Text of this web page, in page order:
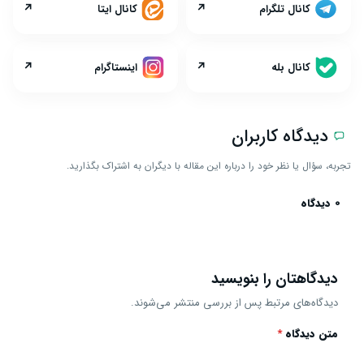
کانال تلگرام ↗ کانال ایتا ↗
کانال بله ↗ اینستاگرام ↗
دیدگاه کاربران
تجربه، سؤال یا نظر خود را درباره این مقاله با دیگران به اشتراک بگذارید.
0 دیدگاه
دیدگاهتان را بنویسید
دیدگاه‌های مرتبط پس از بررسی منتشر می‌شوند.
متن دیدگاه*